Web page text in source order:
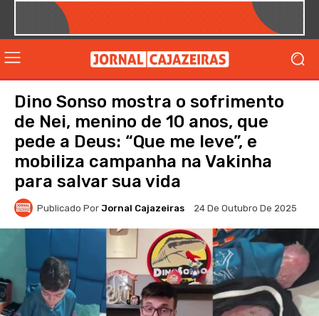
Dino Sonso mostra o sofrimento
de Nei, menino de 10 anos, que
pede a Deus: “Que me leve”, e
mobiliza campanha na Vakinha
para salvar sua vida
Publicado Por Jornal Cajazeiras 24 De Outubro De 2025